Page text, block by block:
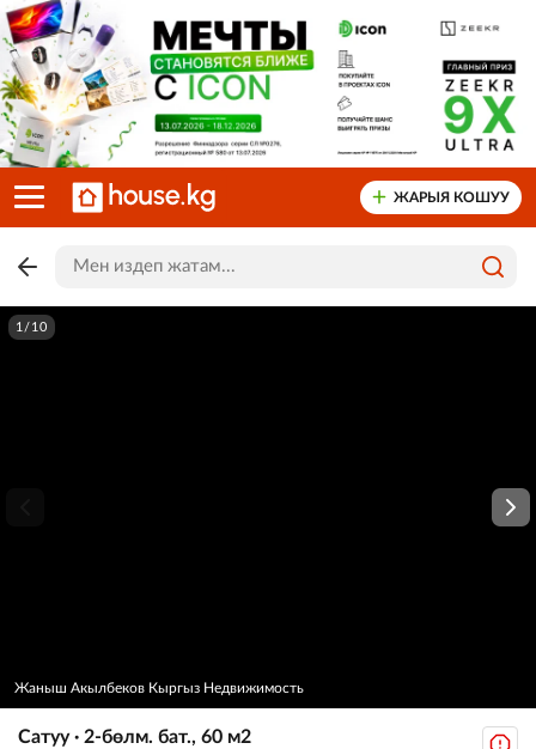
ЖАРЫЯ КОШУУ
1/10
Жаныш Акылбеков Кыргыз Недвижимость
Сатуу · 2-бөлм. бат., 60 м2